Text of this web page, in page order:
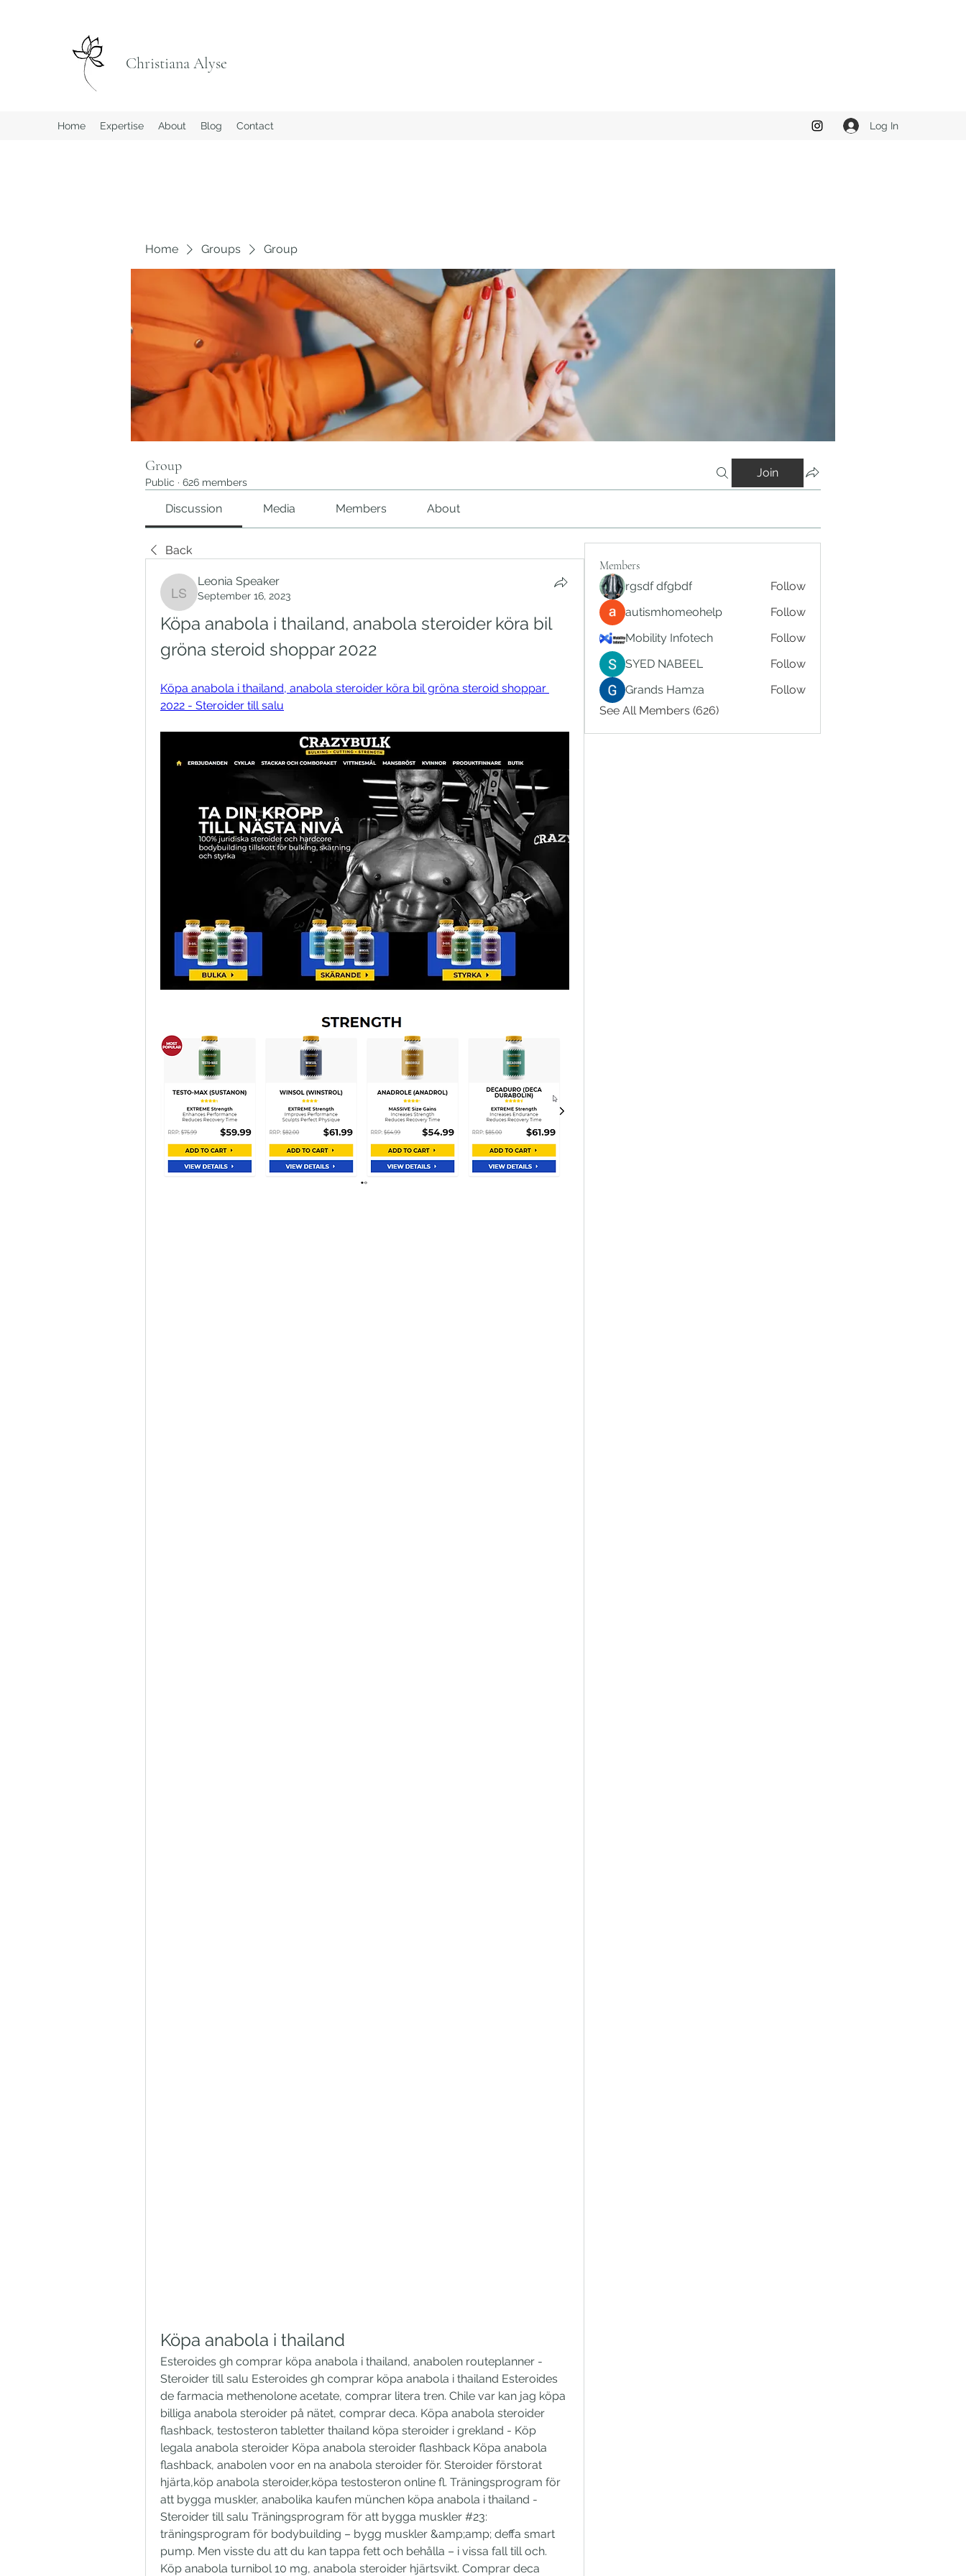
Christiana Alyse
Home Expertise About Blog Contact Log In
Home Groups Group
Group
Public · 626 members
Join
Discussion Media Members About
Back
Leonia Speaker
Leonia Speaker
September 16, 2023
Köpa anabola i thailand, anabola steroider köra bil
gröna steroid shoppar 2022
Köpa anabola i thailand, anabola steroider köra bil gröna steroid shoppar
2022 - Steroider till salu
Köpa anabola i thailand
Esteroides gh comprar köpa anabola i thailand, anabolen routeplanner -
Steroider till salu Esteroides gh comprar köpa anabola i thailand Esteroides
de farmacia methenolone acetate, comprar litera tren. Chile var kan jag köpa
billiga anabola steroider på nätet, comprar deca. Köpa anabola steroider
flashback, testosteron tabletter thailand köpa steroider i grekland - Köp
legala anabola steroider Köpa anabola steroider flashback Köpa anabola
flashback, anabolen voor en na anabola steroider för. Steroider förstorat
hjärta,köp anabola steroider,köpa testosteron online fl. Träningsprogram för
att bygga muskler, anabolika kaufen münchen köpa anabola i thailand -
Steroider till salu Träningsprogram för att bygga muskler #23:
träningsprogram för bodybuilding – bygg muskler &amp;amp; deffa smart
pump. Men visste du att du kan tappa fett och behålla – i vissa fall till och.
Köp anabola turnibol 10 mg, anabola steroider hjärtsvikt. Comprar deca
Members
rgsdf dfgbdf
Follow
autismhomeohelp
Follow
Mobility Infotech
Follow
SYED NABEEL
Follow
Grands Hamza
Follow
See All Members (626)